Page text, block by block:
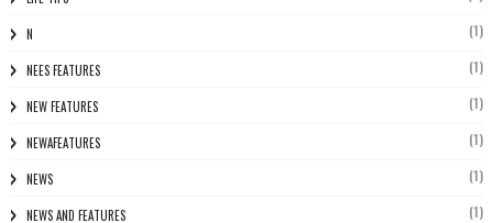
N (1)
NEES FEATURES (1)
NEW FEATURES (1)
NEWAFEATURES (1)
NEWS (1)
NEWS AND FEATURES (1)